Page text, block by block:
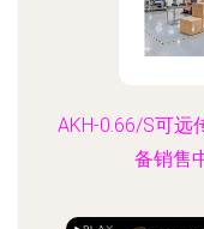
品”专项标杆系
督、身份识别及
偷盗处理威胁；
AKH-0.66/S可远
备销售